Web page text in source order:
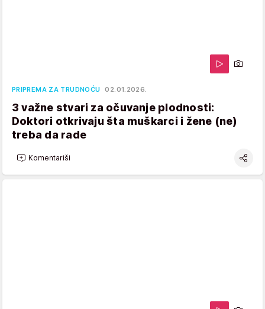
PRIPREMA ZA TRUDNOĆU 02.01.2026.
3 važne stvari za očuvanje plodnosti:
Doktori otkrivaju šta muškarci i žene (ne)
treba da rade
Komentariši